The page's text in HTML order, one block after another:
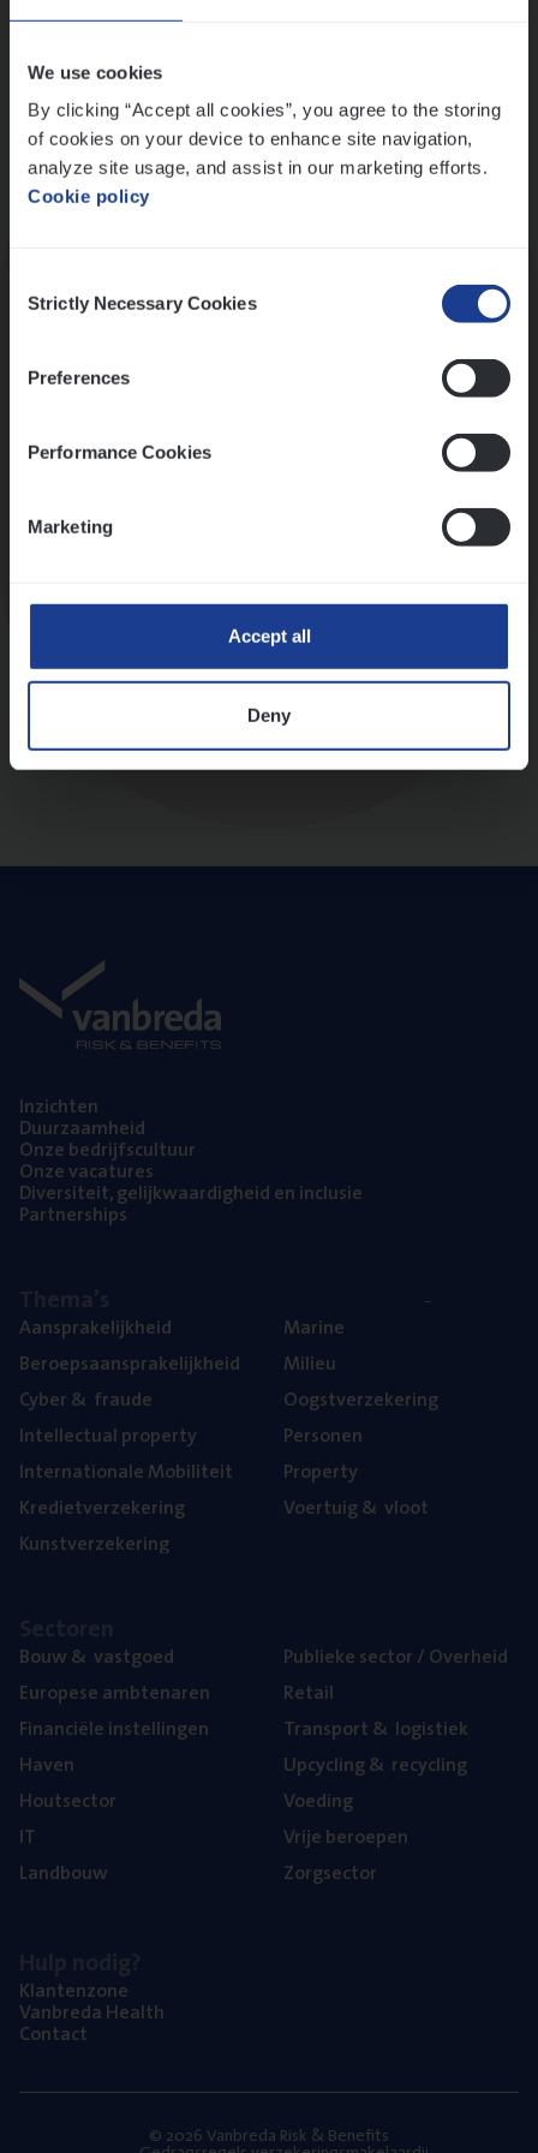
We use cookies
By clicking “Accept all cookies”, you agree to the storing
of cookies on your device to enhance site navigation,
analyze site usage, and assist in our marketing efforts.
Cookie policy
Selection
Strictly Necessary Cookies
Preferences
Performance Cookies
Marketing
Accept all
Deny
Inzich­ten
Duur­zaam­heid
Onze bedrijfs­cul­tuur
Onze vaca­tu­res
Diver­si­teit, gelijk­waar­dig­heid en inclusie
Part­ner­ships
Aan­spra­ke­lijk­heid
Beroeps­aan­spra­ke­lijk­heid
Cyber& fraude
Intel­lec­tu­al property
Inter­na­ti­o­na­le Mobiliteit
Kre­diet­ver­ze­ke­ring
Kunst­ver­ze­ke­ring
Mari­ne
Mili­eu
Oogst­ver­ze­ke­ring
Per­so­nen
Pro­per­ty
Voer­tuig& vloot
Bouw& vastgoed
Euro­pe­se ambtenaren
Finan­ci­ë­le instellingen
Haven
Hout­sec­tor
IT
Land­bouw
Publie­ke sec­tor / Overheid
Retail
Trans­port& logistiek
Upcy­cling& recycling
Voe­ding
Vrije beroe­pen
Zorg­sec­tor
Klan­ten­zo­ne
Van­b­re­da Health
Con­tact
© 2026 Vanbreda Risk & Benefits